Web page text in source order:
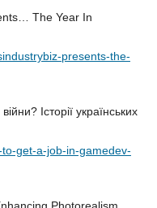
The Year In
presents-the-
Історії українських
get-a-job-in-gamedev-